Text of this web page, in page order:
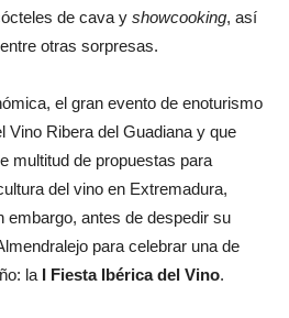
de cava y showcooking, así
otras sorpresas.
el gran evento de enoturismo
Vino Ribera del Guadiana y que
multitud de propuestas para
del vino en Extremadura,
embargo, antes de despedir su
para celebrar una de
la I Fiesta Ibérica del Vino.